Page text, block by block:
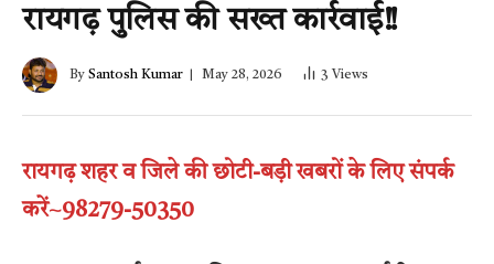
रायगढ़ पुलिस की सख्त कार्रवाई!!
By Santosh Kumar May 28, 2026 3 Views
रायगढ़ शहर व जिले की छोटी-बड़ी खबरों के लिए संपर्क
करें~98279-50350